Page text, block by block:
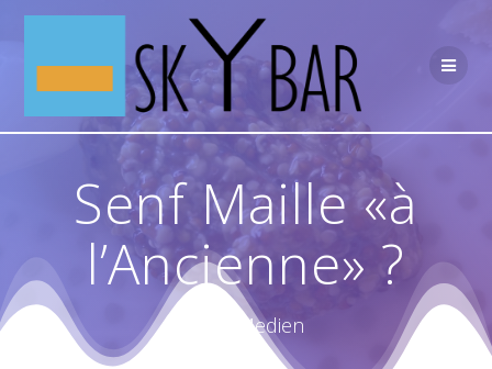
to
content
Senf Maille «à
l’Ancienne» ?
PR & Medien